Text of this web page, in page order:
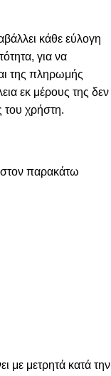
κάθε εύλογη
για να
της πληρωμής
εκ μέρους της δεν
του χρήστη.
παρακάτω
με μετρητά κατά την